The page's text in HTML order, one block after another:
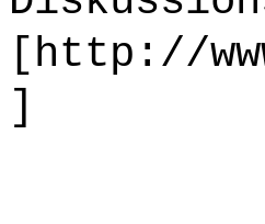
[http://
]